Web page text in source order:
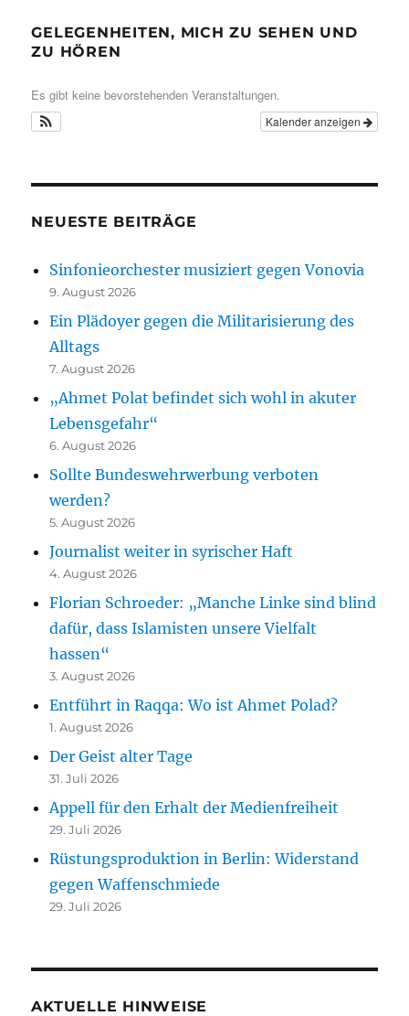
GELEGENHEITEN, MICH ZU SEHEN UND
ZU HÖREN
Es gibt keine bevorstehenden Veranstaltungen.
Kalender anzeigen
NEUESTE BEITRÄGE
Sinfonieorchester musiziert gegen Vonovia
9. August 2026
Ein Plädoyer gegen die Militarisierung des
Alltags
7. August 2026
„Ahmet Polat befindet sich wohl in akuter
Lebensgefahr“
6. August 2026
Sollte Bundeswehrwerbung verboten
werden?
5. August 2026
Journalist weiter in syrischer Haft
4. August 2026
Florian Schroeder: „Manche Linke sind blind
dafür, dass Islamisten unsere Vielfalt
hassen“
3. August 2026
Entführt in Raqqa: Wo ist Ahmet Polad?
1. August 2026
Der Geist alter Tage
31. Juli 2026
Appell für den Erhalt der Medienfreiheit
29. Juli 2026
Rüstungsproduktion in Berlin: Widerstand
gegen Waffenschmiede
29. Juli 2026
AKTUELLE HINWEISE